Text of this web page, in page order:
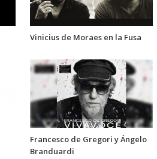
Vinicius de Moraes en la Fusa
Francesco de Gregori y Ángelo
Branduardi